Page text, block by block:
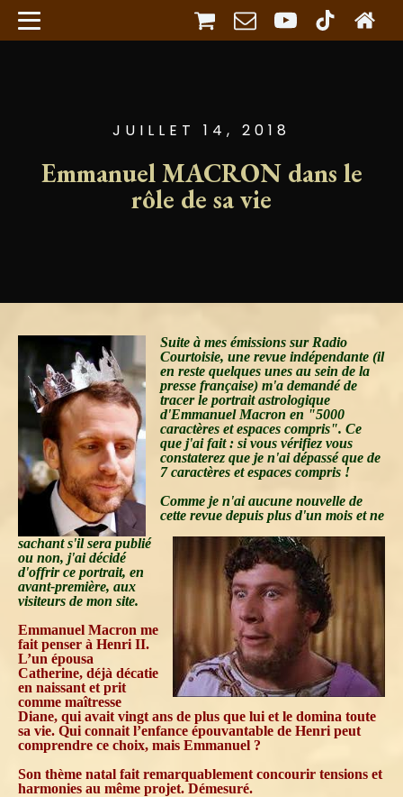
JUILLET 14, 2018
Emmanuel MACRON dans le
rôle de sa vie
Suite à mes émissions sur Radio
Courtoisie, une revue indépendante (il
en reste quelques unes au sein de la
presse française) m'a demandé de
tracer le portrait astrologique
d'Emmanuel Macron en "5000
caractères et espaces compris". Ce
que j'ai fait : si vous vérifiez vous
constaterez que je n'ai dépassé que de
7 caractères et espaces compris !
Comme je n'ai aucune nouvelle de
cette revue depuis plus d'un mois et ne
sachant s'il sera publié
ou non, j'ai décidé
d'offrir ce portrait, en
avant-première, aux
visiteurs de mon site.
Emmanuel Macron me
fait penser à Henri II.
L’un épousa
Catherine, déjà décatie
en naissant et prit
comme maîtresse
Diane, qui avait vingt ans de plus que lui et le domina toute
sa vie. Qui connait l’enfance épouvantable de Henri peut
comprendre ce choix, mais Emmanuel ?
Son thème natal fait remarquablement concourir tensions et
harmonies au même projet. Démesuré.